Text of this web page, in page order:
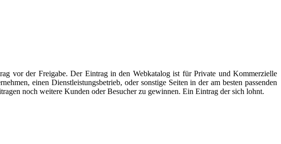
vor der Freigabe. Der Eintrag in den Webkatalog ist für Private und Kommerzielle
einen Dienstleistungsbetrieb, oder sonstige Seiten in der am besten passenden
noch weitere Kunden oder Besucher zu gewinnen. Ein Eintrag der sich lohnt.